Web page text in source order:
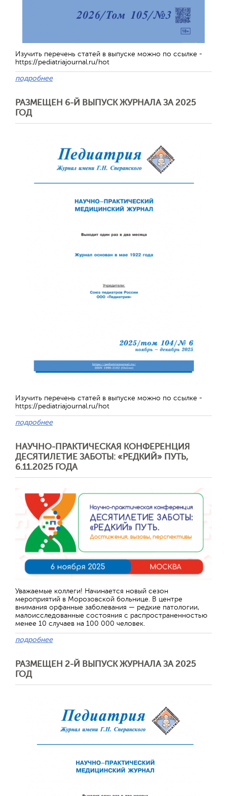
Изучить перечень статей в выпуске можно по ссылке -
https://pediatriajournal.ru/hot
подробнее
РАЗМЕЩЕН 6-Й ВЫПУСК ЖУРНАЛА ЗА 2025
ГОД
Изучить перечень статей в выпуске можно по ссылке -
https://pediatriajournal.ru/hot
подробнее
НАУЧНО-ПРАКТИЧЕСКАЯ КОНФЕРЕНЦИЯ
ДЕСЯТИЛЕТИЕ ЗАБОТЫ: «РЕДКИЙ» ПУТЬ,
6.11.2025 ГОДА
Уважаемые коллеги! Начинается новый сезон
мероприятий в Морозовской больнице. В центре
внимания орфанные заболевания — редкие патологии,
малоисследованные состояния с распространенностью
менее 10 случаев на 100 000 человек.
подробнее
РАЗМЕЩЕН 2-Й ВЫПУСК ЖУРНАЛА ЗА 2025
ГОД
Обратная